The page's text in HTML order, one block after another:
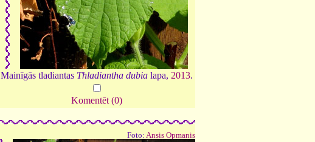
Mainīgās tladiantas Thladiantha dubialapa, 2013.
Komentēt (0)
Foto: Ansis Opmanis